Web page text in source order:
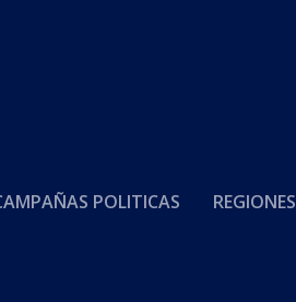
POLITICAS REGIONES